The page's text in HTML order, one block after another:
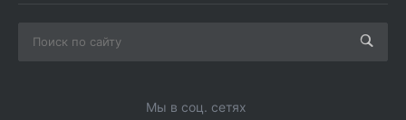
Мы в соц. сетях